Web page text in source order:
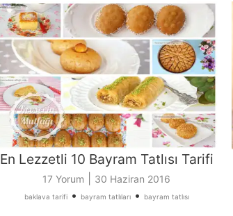
En Lezzetli 10 Bayram Tatlısı Tarifi
17 Yorum 30 Haziran 2016
baklava tarifi• bayram tatlıları• bayram tatlısı